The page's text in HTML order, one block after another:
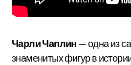
Чарли Чаплин — одна из
знаменитых фигур в